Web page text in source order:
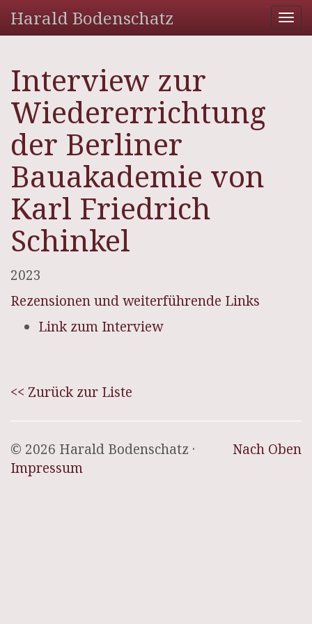
Harald Bodenschatz
Interview zur
Wiedererrichtung
der Berliner
Bauakademie von
Karl Friedrich
Schinkel
2023
Rezensionen und weiterführende Links
Link zum Interview
<< Zurück zur Liste
Nach Oben
© 2026 Harald Bodenschatz ·
Impressum